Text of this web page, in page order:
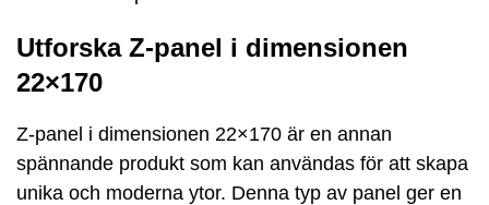
Utforska Z-panel i dimensionen
22×170
Z-panel i dimensionen 22×170 är en annan
spännande produkt som kan användas för att skapa
unika och moderna ytor. Denna typ av panel ger en